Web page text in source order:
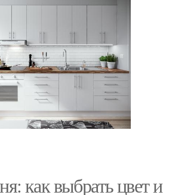
как выбрать цвет и